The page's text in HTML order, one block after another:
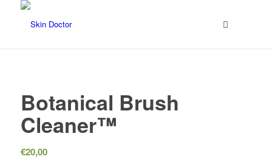
Botanical Brush
Cleaner™
€20,00